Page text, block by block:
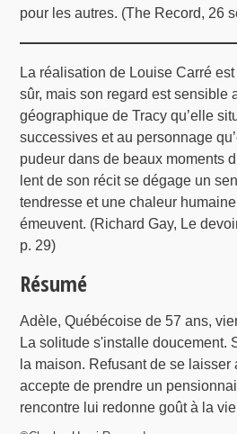
pour les autres. (The Record, 26
La réalisation de Louise Carré
sûr, mais son regard est sensible
géographique de Tracy qu’elle
successives et au personnage
pudeur dans de beaux moments
lent de son récit se dégage un
tendresse et une chaleur
émeuvent. (Richard Gay, Le
p. 29)
Résumé
Adèle, Québécoise de 57 ans,
La solitude s'installe doucement.
la maison. Refusant de se
accepte de prendre un
rencontre lui redonne goût à la